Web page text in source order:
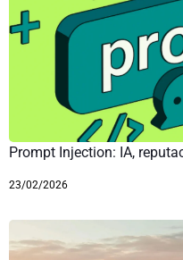
Prompt Injection: IA,
23/02/2026